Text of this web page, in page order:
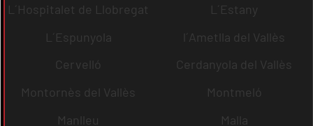
L´Hospitalet de Llobregat
L´Estany
L´Espunyola
l´Ametlla del Vallès
Cervelló
Cerdanyola del Vallès
Montornès del Vallès
Montmeló
Manlleu
Malla